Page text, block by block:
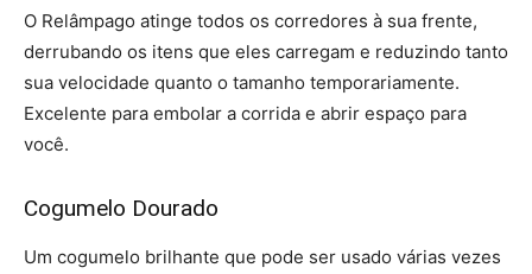
O Relâmpago atinge todos os corredores à sua frente,
derrubando os itens que eles carregam e reduzindo tanto
sua velocidade quanto o tamanho temporariamente.
Excelente para embolar a corrida e abrir espaço para
você.
Cogumelo Dourado
Um cogumelo brilhante que pode ser usado várias vezes